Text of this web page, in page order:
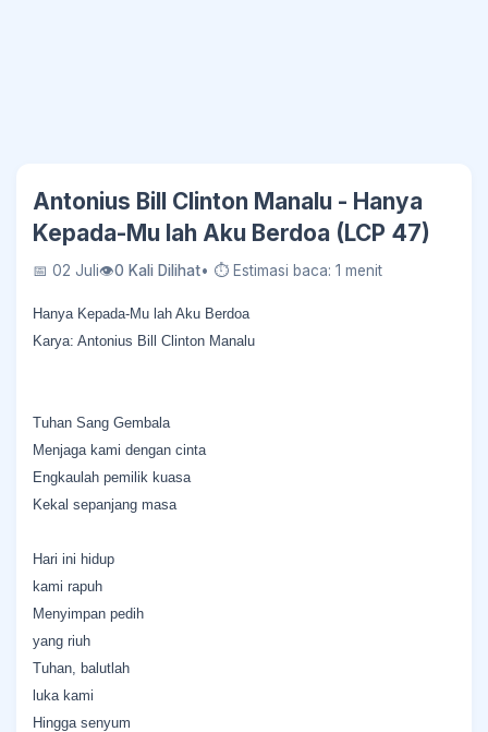
Antonius Bill Clinton Manalu - Hanya
Kepada-Mu lah Aku Berdoa (LCP 47)
📅 02 Juli👁0 Kali Dilihat• ⏱ Estimasi baca: 1 menit
Hanya Kepada-Mu lah Aku Berdoa
Karya: Antonius Bill Clinton Manalu
Tuhan Sang Gembala
Menjaga kami dengan cinta
Engkaulah pemilik kuasa
Kekal sepanjang masa
Hari ini hidup
kami rapuh
Menyimpan pedih
yang riuh
Tuhan, balutlah
luka kami
Hingga senyum